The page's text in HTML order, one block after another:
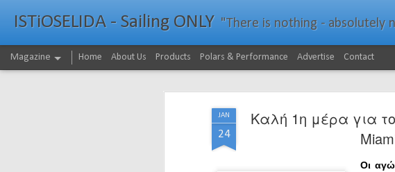
JAN
24
Καλή 1η μέρα για
Οι
ISTiOSELIDA - Sailing ONLY "There is nothing - absolutely nothing -
Magazine Home About Us Products Polars & Performance Advertise Contact